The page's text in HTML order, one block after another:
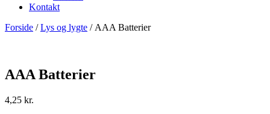
Kontakt
Forside /Lys og lygte / AAA Batterier
AAA Batterier
4,25 kr.